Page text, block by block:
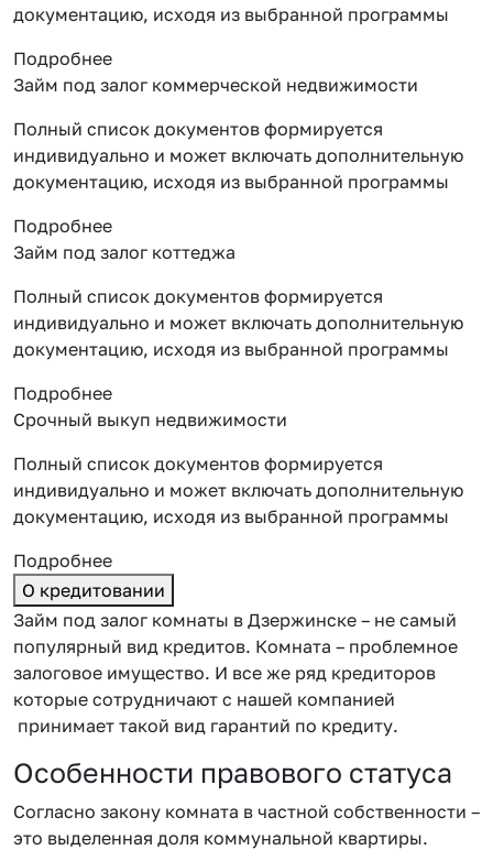
документацию, исходя из выбранной программы
Подробнее
Займ под залог коммерческой недвижимости
Полный список документов формируется
индивидуально и может включать дополнительную
документацию, исходя из выбранной программы
Подробнее
Займ под залог коттеджа
Полный список документов формируется
индивидуально и может включать дополнительную
документацию, исходя из выбранной программы
Подробнее
Срочный выкуп недвижимости
Полный список документов формируется
индивидуально и может включать дополнительную
документацию, исходя из выбранной программы
Подробнее
О кредитовании
Займ под залог комнаты в Дзержинске – не самый
популярный вид кредитов. Комната – проблемное
залоговое имущество. И все же ряд кредиторов
которые сотрудничают с нашей компанией
принимает такой вид гарантий по кредиту.
Особенности правового статуса
Согласно закону комната в частной собственности –
это выделенная доля коммунальной квартиры.